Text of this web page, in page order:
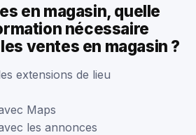
en magasin, quelle
nécessaire
ventes en magasin ?
extensions de lieu
Maps
les annonces